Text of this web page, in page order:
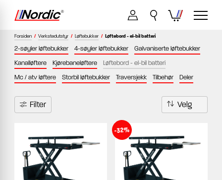
Forsiden / Verkstedutstyr / Løftebukker / Løftebord - el-bil batteri
2-søyler løftebukker 4-søyler løftebukker
Galvaniserte løftebukker
Kanalløftere
Kjørebaneløftere
Løftebord - el-bil batteri
Mc / atv løftere
Storbil løftebukker Traversjekk Tilbehør Deler
Filter
-32%